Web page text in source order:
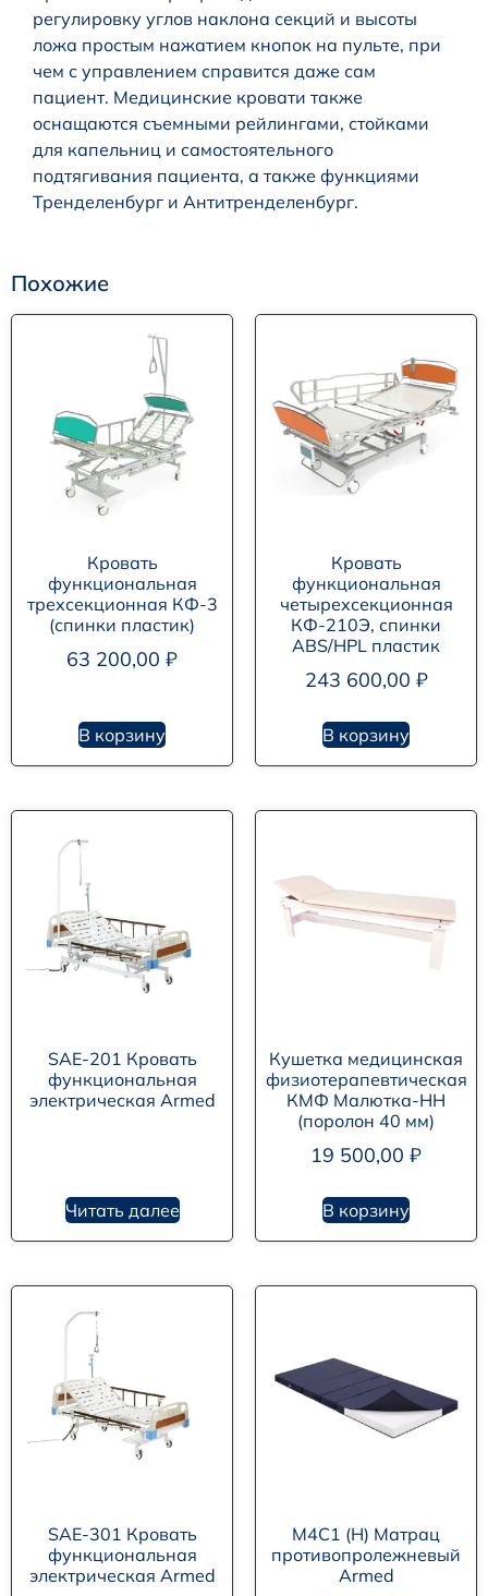
регулировку углов наклона секций и высоты
ложа простым нажатием кнопок на пульте, при
чем с управлением справится даже сам
пациент. Медицинские кровати также
оснащаются съемными рейлингами, стойками
для капельниц и самостоятельного
подтягивания пациента, а также функциями
Тренделенбург и Антитренделенбург.
Похожие
Кровать
функциональная
трехсекционная КФ-3
(спинки пластик)
63 200,00 ₽
В корзину
Кровать
функциональная
четырехсекционная
КФ-210Э, спинки
ABS/HPL пластик
243 600,00 ₽
В корзину
SAE-201 Кровать
функциональная
электрическая Armed
Читать далее
Кушетка медицинская
физиотерапевтическая
КМФ Малютка-НН
(поролон 40 мм)
19 500,00 ₽
В корзину
SAE-301 Кровать
функциональная
электрическая Armed
М4С1 (Н) Матрац
противопролежневый
Armed